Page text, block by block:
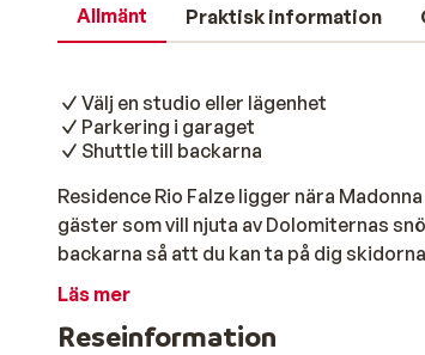
Allmänt Praktisk information
Välj en studio eller lägenhet
Parkering i garaget
Shuttle till backarna
Residence Rio Falze ligger nära
gäster som vill njuta av Dolomiternas
backarna så att du kan ta på dig
Lägenheterna är traditionellt inredda,
lägenhet i garaget.
Läs mer
Reseinformation